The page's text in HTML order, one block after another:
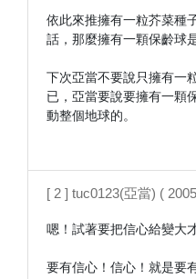
依此來推擁有一粒芥菜種
話，那麼擁有一顆保齡球
下次亞當不要說只擁有一
已，亞當要說要擁有一顆
動整個地球的。
[ 2 ] tuc0123(亞當) (
嗯！試著要把信心給變大
要有信心！信心！就是要